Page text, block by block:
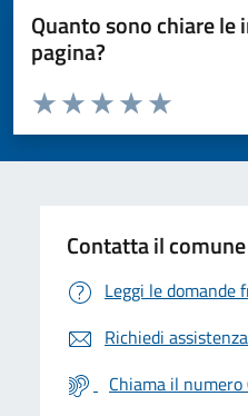
Quanto sono chiare
pagina?
Valuta da 1 a 5 stelle la pagina
Valuta 5
Valuta 4 stelle
Valuta 3 stelle su 5
Valuta 2 stelle su 5
Valuta 1 stelle su 5
Contatta il comune
Leggi le domande
Richiedi assistenza
Chiama il